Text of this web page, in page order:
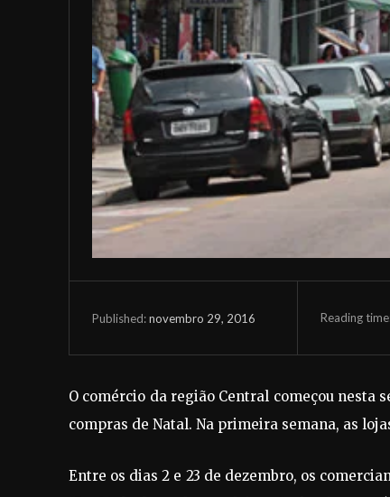
Published:novembro 29, 2016 Reading
O comércio da região Central começou nesta
compras de Natal. Na primeira semana, as
Entre os dias 2 e 23 de dezembro, os